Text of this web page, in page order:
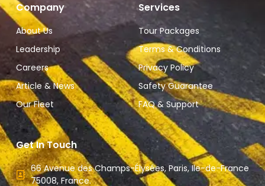
Company
About Us
Leadership
Careers
Article & News
Our Fleet
Services
Tour Packages
Terms & Conditions
Privacy Policy
Safety Guarantee
FAQ & Support
Get In Touch
66 Avenue des Champs-Élysées, Paris, Ile-de-France
75008, France.